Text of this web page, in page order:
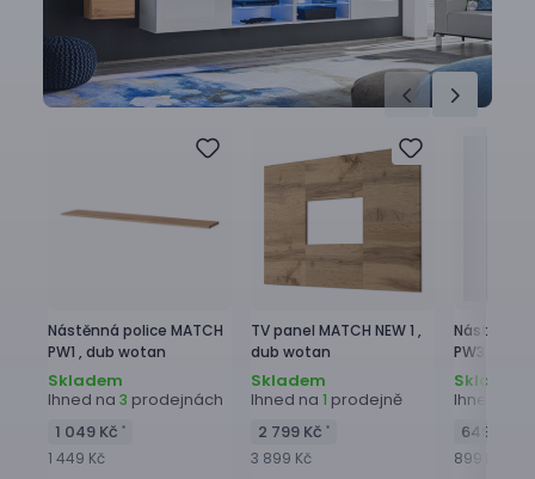
Nástěnná police MATCH
PW1 , dub wotan
Skladem
Ihned na 3 prodejnách
1 049 Kč *
1 449 Kč
TV panel MATCH NEW 1 ,
dub wotan
Skladem
Ihned na 1 prodejně
2 799 Kč *
3 899 Kč
Nástěnná
PW3 ,
Skladem
Ihned na
649 Kč
899 Kč